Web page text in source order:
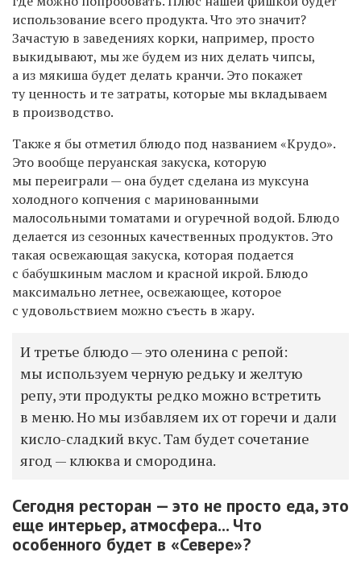
использование всего продукта. Что это значит?
Зачастую в заведениях корки, например, просто
выкидывают, мы же будем из них делать чипсы,
а из мякиша будет делать кранчи. Это покажет
ту ценность и те затраты, которые мы вкладываем
в производство.
Также я бы отметил блюдо под названием «Крудо».
Это вообще перуанская закуска, которую
мы переиграли — она будет сделана из муксуна
холодного копчения с маринованными
малосольными томатами и огуречной водой. Блюдо
делается из сезонных качественных продуктов. Это
такая освежающая закуска, которая подается
с бабушкиным маслом и красной икрой. Блюдо
максимально летнее, освежающее, которое
с удовольствием можно съесть в жару.
И третье блюдо — это оленина с репой:
мы используем черную редьку и желтую
репу, эти продукты редко можно встретить
в меню. Но мы избавляем их от горечи и дали
кисло-сладкий вкус. Там будет сочетание
ягод — клюква и смородина.
Сегодня ресторан — это не просто еда, это
еще интерьер, атмосфера... Что
особенного будет в «Севере»?